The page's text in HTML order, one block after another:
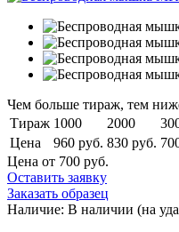
Чем больше тираж, тем
Тираж 1000 2000
Цена
960 руб. 830 руб.
Цена от 700 руб.
Оставить заявку
Заказать образец
Наличие: В наличии (на